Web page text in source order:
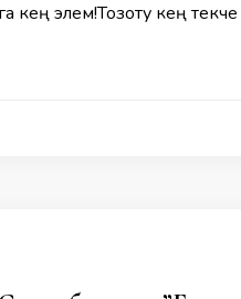
кең элем!Тозоту кең